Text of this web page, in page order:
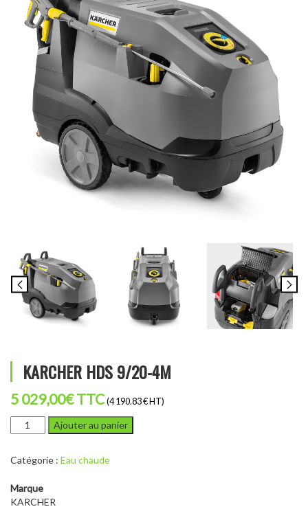
KARCHER HDS 9/20-4M
5 029,00€TTC (4 190.83 € HT)
quantité
de
HDS
4M
Ajouter au panier
Catégorie : Eau chaude
Marque
KARCHER